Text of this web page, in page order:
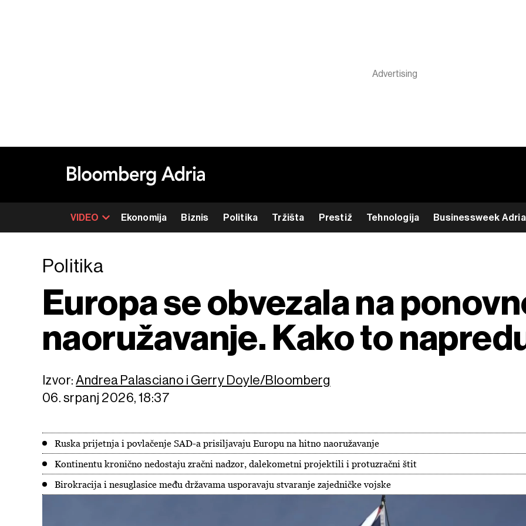
VIDEO Ekonomija Biznis Politika Tržišta Prestiž Tehnologija Businessweek Adria
Politika
Europa se obvezala na
naoružavanje. Kako to
Izvor:Andrea Palasciano i Gerry Doyle/Bloomberg
06. srpanj 2026, 18:37
Ruska prijetnja i povlačenje SAD-a prisiljavaju Europu na hitno naoružavanje
Kontinentu kronično nedostaju zračni nadzor, dalekometni projektili i protuzračni štit
Birokracija i nesuglasice među državama usporavaju stvaranje zajedničke vojske